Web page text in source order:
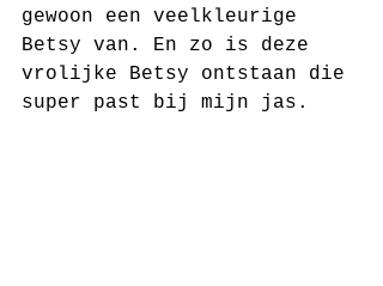
gewoon een veelkleurige
Betsy van. En zo is deze
vrolijke Betsy ontstaan die
super past bij mijn jas.